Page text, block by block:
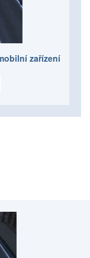
zařízení